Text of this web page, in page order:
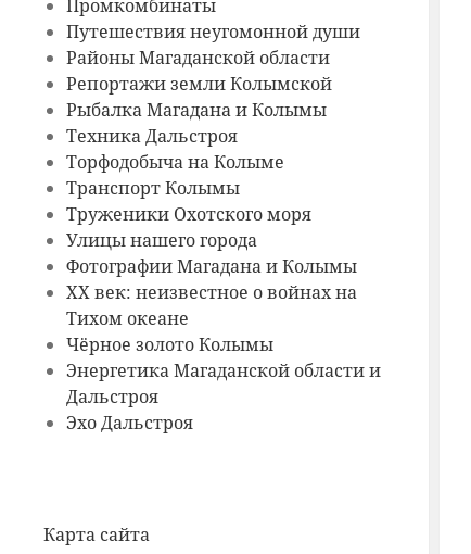
Промкомбинаты
Путешествия неугомонной души
Районы Магаданской области
Репортажи земли Колымской
Рыбалка Магадана и Колымы
Техника Дальстроя
Торфодобыча на Колыме
Транспорт Колымы
Труженики Охотского моря
Улицы нашего города
Фотографии Магадана и Колымы
ХХ век: неизвестное о войнах на
Тихом океане
Чёрное золото Колымы
Энергетика Магаданской области и
Дальстроя
Эхо Дальстроя
Карта сайта